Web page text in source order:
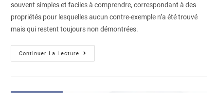
souvent simples et faciles à comprendre, correspondant à des
propriétés pour lesquelles aucun contre-exemple n’a été trouvé
mais qui restent toujours non démontrées.
Continuer La Lecture